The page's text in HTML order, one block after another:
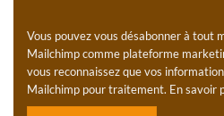
Vous pouvez vous désabonner à tout
Mailchimp comme plateforme
vous reconnaissez que vos
Mailchimp pour traitement. En savoir